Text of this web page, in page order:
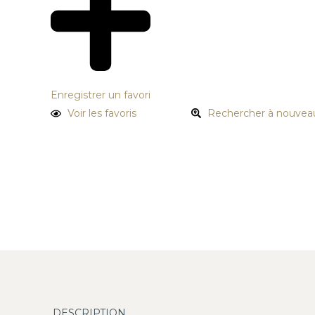
Enregistrer un favori
Voir les favoris
Rechercher à